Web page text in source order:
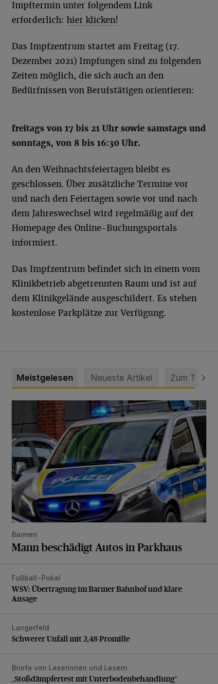
Impftermin unter folgendem Link
erforderlich: hier klicken!
Das Impfzentrum startet am Freitag (17.
Dezember 2021) Impfungen sind zu folgenden
Zeiten möglich, die sich auch an den
Bedürfnissen von Berufstätigen orientieren:
freitags von 17 bis 21 Uhr sowie samstags und
sonntags, von 8 bis 16:30 Uhr.
An den Weihnachtsfeiertagen bleibt es
geschlossen. Über zusätzliche Termine vor
und nach den Feiertagen sowie vor und nach
dem Jahreswechsel wird regelmäßig auf der
Homepage des Online-Buchungsportals
informiert.
Das Impfzentrum befindet sich in einem vom
Klinikbetrieb abgetrennten Raum und ist auf
dem Klinikgelände ausgeschildert. Es stehen
kostenlose Parkplätze zur Verfügung.
Meistgelesen Neueste Artikel Zum Thema
Mann beschädigt Autos in Parkhaus
Barmen
Mann beschädigt Autos in Parkhaus
WSV: Übertragung im Barmer Bahnhof und klare Ansage
Fußball-Pokal
WSV: Übertragung im Barmer Bahnhof und klare
Ansage
Schwerer Unfall mit 2,48 Promille
Langerfeld
Schwerer Unfall mit 2,48 Promille
„Stoßdämpfertest mit Unterbodenbehandlung“
Briefe von Leserinnen und Lesern
„Stoßdämpfertest mit Unterbodenbehandlung“